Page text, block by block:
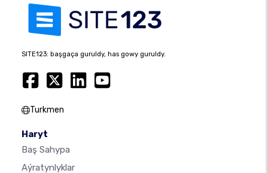
SITE123: başgaça guruldy, has gowy guruldy.
Turkmen
Haryt
Baş Sahypa
Aýratynlyklar